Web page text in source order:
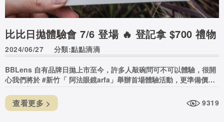
比比日拋體驗會 7/6 登場 🔥 登記拿 $700 禮物
2024/06/27 分類:點點滴滴
BBLens 自有品牌日拋上市至今，許多人敲碗問可不可以體驗，很開
心我們將於 #新竹「 阿法眼鏡arfa」舉辦首場體驗活動，更準備價值
$700 禮物 🥰
查看更多 > 9319